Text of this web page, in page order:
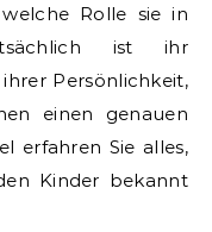
Rolle sie in
ist ihr
Persönlichkeit,
einen genauen
erfahren Sie alles,
Kinder bekannt